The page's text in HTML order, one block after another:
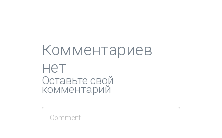
Комментариев
нет
Оставьте свой
комментарий